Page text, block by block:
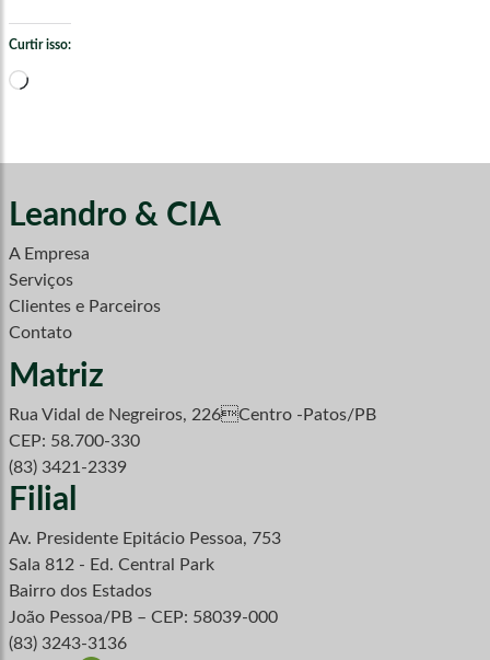
Curtir isso:
Carregando...
Leandro & CIA
A Empresa
Serviços
Clientes e Parceiros
Contato
Matriz
Rua Vidal de Negreiros, 226Centro -Patos/PB
CEP: 58.700-330
(83) 3421-2339
Filial
Av. Presidente Epitácio Pessoa, 753
Sala 812 - Ed. Central Park
Bairro dos Estados
João Pessoa/PB – CEP: 58039-000
(83) 3243-3136